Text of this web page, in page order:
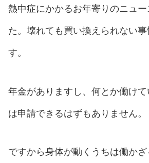
熱中症にかかるお年寄りのニュ
た。壊れても買い換えられない事
す。
年金がありますし、何とか働け
は申請できるはずもありません。
ですから身体が動くうちは働か